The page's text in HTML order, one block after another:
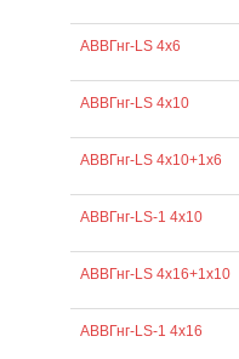
АВВГнг-LS 4х6
АВВГнг-LS 4х10
АВВГнг-LS 4х10+1х6
АВВГнг-LS-1 4х10
АВВГнг-LS 4х16+1х10
АВВГнг-LS-1 4х16